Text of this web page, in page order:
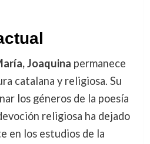
Joaquina permanece
catalana y religiosa. Su
los géneros de la poesía
religiosa ha dejado
en los estudios de la